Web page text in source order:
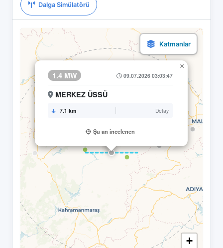
Dalga Simülatörü
1.4 MW 09.07.2026 03:03:47
MERKEZ ÜSSÜ
7.1 km Detay
Şu an incelenen
×
+